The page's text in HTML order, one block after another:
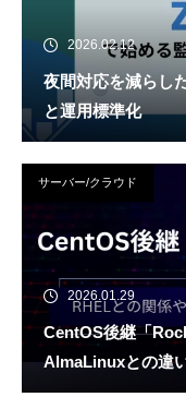
2026.02.12
夜間対応を減らし
と運用標準化
サーバー/クラウド
2026.01.29
CentOS後継「
AlmaLinuxとの違